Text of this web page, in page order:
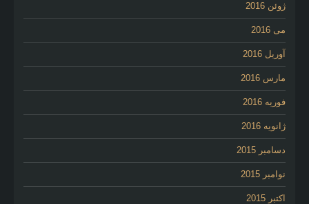
ژوئن 2016
می 2016
آوریل 2016
مارس 2016
فوریه 2016
ژانویه 2016
دسامبر 2015
نوامبر 2015
اکتبر 2015